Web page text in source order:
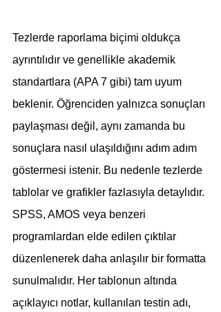
Tezlerde raporlama biçimi oldukça
ayrıntılıdır ve genellikle akademik
standartlara (APA 7 gibi) tam uyum
beklenir. Öğrenciden yalnızca sonuçları
paylaşması değil, aynı zamanda bu
sonuçlara nasıl ulaşıldığını adım adım
göstermesi istenir. Bu nedenle tezlerde
tablolar ve grafikler fazlasıyla detaylıdır.
SPSS, AMOS veya benzeri
programlardan elde edilen çıktılar
düzenlenerek daha anlaşılır bir formatta
sunulmalıdır. Her tablonun altında
açıklayıcı notlar, kullanılan testin adı,